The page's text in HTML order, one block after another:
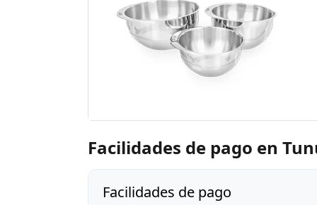
Facilidades de pago en
Facilidades de pago